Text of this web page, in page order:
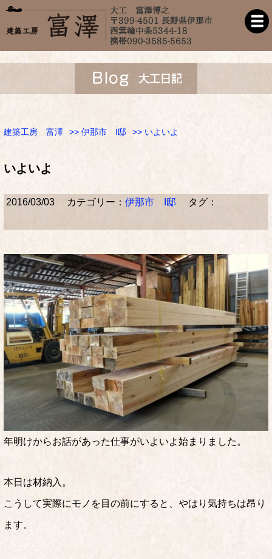
建築工房 富澤 >> 伊那市 I邸 >> いよいよ
いよいよ
2016/03/03 カテゴリー： 伊那市 I邸 タグ：
年明けからお話があった仕事がいよいよ始まりました。
本日は材納入。
こうして実際にモノを目の前にすると、やはり気持ちは昂り
ます。